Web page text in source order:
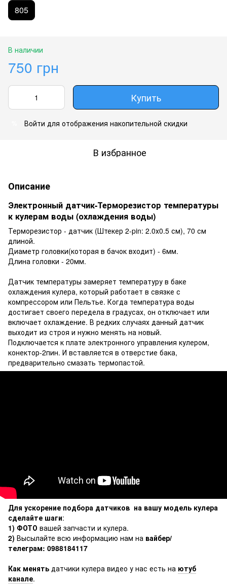
805
В наличии
750 грн
Купить
Войти для отображения накопительной скидки
В избранное
Описание
Электронный датчик-Терморезистор температуры
к кулерам воды (охлаждения воды)
Терморезистор - датчик (Штекер 2-pin: 2.0х0.5 см), 70 см
длиной.
Диаметр головки(которая в бачок входит) - 6мм.
Длина головки - 20мм.
Датчик температуры замеряет температуру в баке
охлаждения кулера, который работает в связке с
компрессором или Пельтье. Когда температура воды
достигает своего передела в градусах, он отключает или
включает охлаждение. В редких случаях данный датчик
выходит из строя и нужно менять на новый.
Подключается к плате электронного управления кулером,
конектор-2пин. И вставляется в отверстие бака,
предварительно смазать термопастой.
Для ускорение подбора датчиков на вашу модель кулера
сделайте шаги:
1) ФОТО вашей запчасти и кулера.
2) Высылайте всю информацию нам на вайбер/
телеграм: 0988184117
Как менять датчики кулера видео у нас есть на ютуб
канале.